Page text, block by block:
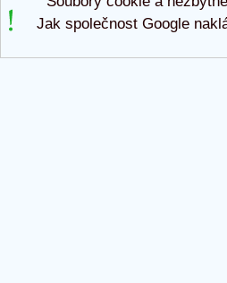
Jak společnost Google